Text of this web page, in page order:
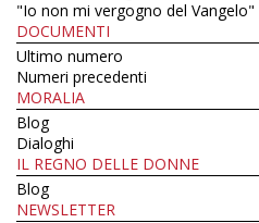
"Io non mi vergogno del Vangelo"
DOCUMENTI
Ultimo numero
Numeri precedenti
MORALIA
Blog
Dialoghi
IL REGNO DELLE DONNE
Blog
NEWSLETTER